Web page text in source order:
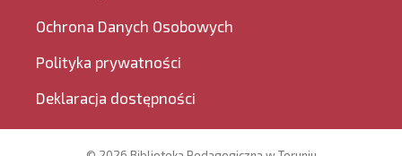
Ochrona Danych Osobowych
Polityka prywatności
Deklaracja dostępności